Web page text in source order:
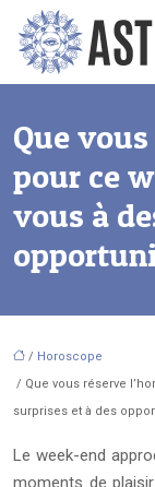
Que
pour ce
vous à
/ Horoscope
/ Que vous réserve
surprises et à des
Le week-end
moments de